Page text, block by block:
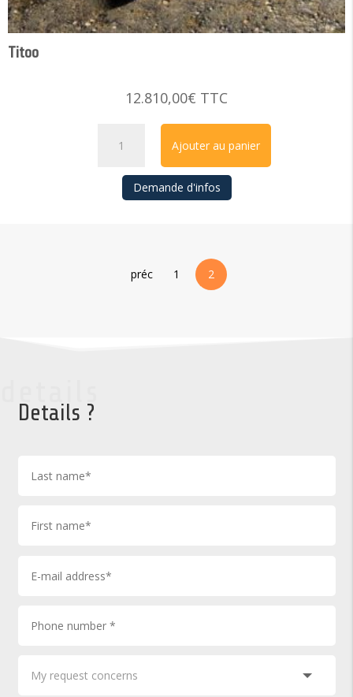
Titoo
12.810,00€ TTC
quantity
Ajouter au panier
Demande d'infos
préc 1 2
Details ?